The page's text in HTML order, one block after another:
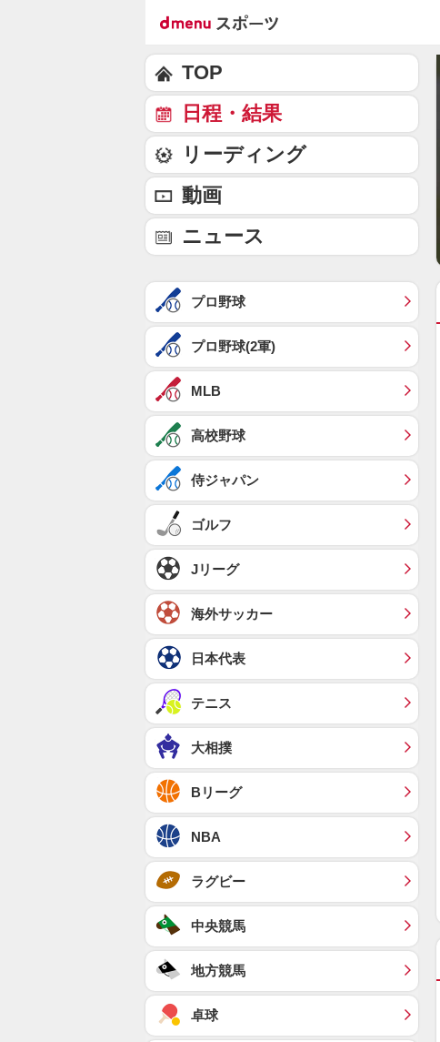
TOP
日程・結果
リーディング
動画
ニュース
プロ野球
プロ野球(2軍)
MLB
高校野球
侍ジャパン
ゴルフ
Jリーグ
海外サッカー
日本代表
テニス
大相撲
Bリーグ
NBA
ラグビー
中央競馬
地方競馬
卓球